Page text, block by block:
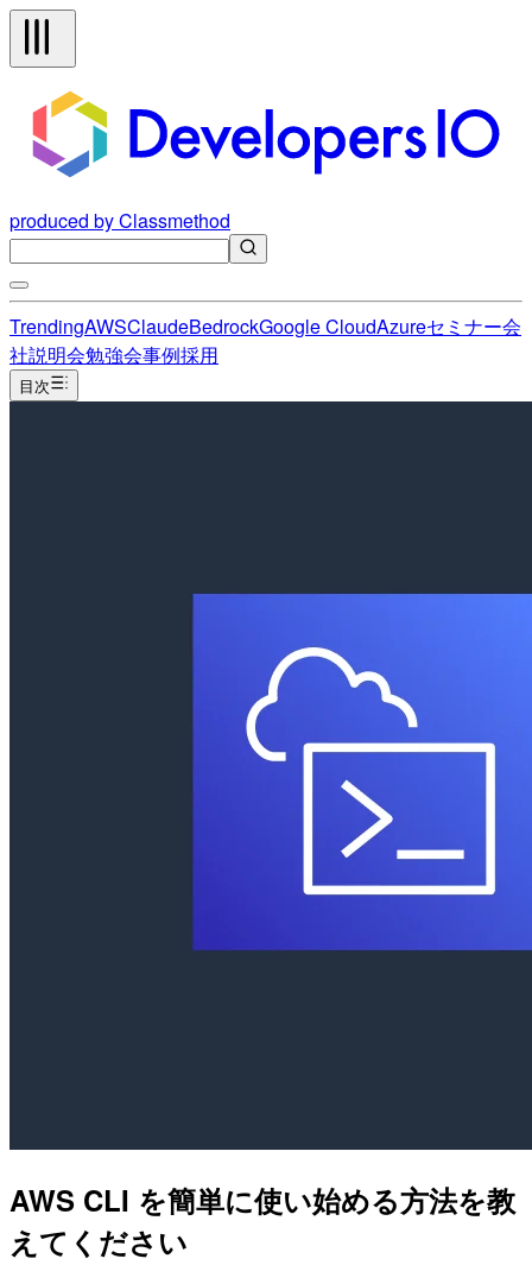
produced by Classmethod
TrendingAWSClaudeBedrockGoogle CloudAzureセミナー会
社説明会勉強会事例採用
目次
AWS CLI を簡単に使い始める方法を教
えてください